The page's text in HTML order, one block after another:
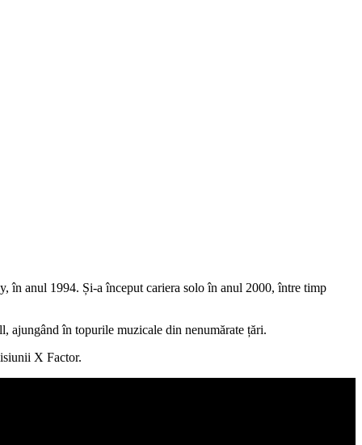
în anul 1994. Și-a început cariera solo în anul 2000, între timp
ajungând în topurile muzicale din nenumărate țări.
X Factor.